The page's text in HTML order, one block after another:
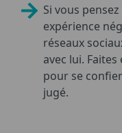
Si vous
expérience
réseaux
avec lui.
pour se
jugé.